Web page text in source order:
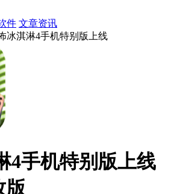
件 文章资讯
冰淇淋4手机特别版上线
4手机特别版上线
版